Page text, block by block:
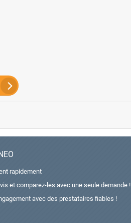
rapidement
et comparez-les avec une seule demande !
avec des prestataires fiables !